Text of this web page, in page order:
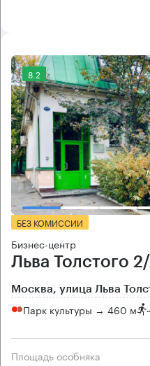
8.2
БЕЗ КОМИССИИ
Бизнес-центр
Льва Толстого
Москва, улица Льва
Парк культуры → 460 м ~
Площадь особняка